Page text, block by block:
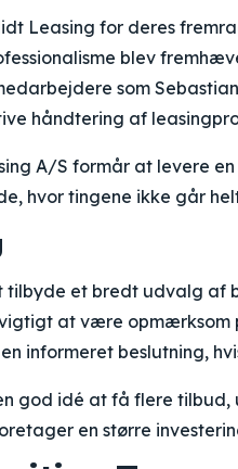
Leasing for deres
blev
som
håndtering af
A/S formår at levere
hvor tingene ikke går
tilbyde et bredt udvalg af
at være
informeret beslutning,
god idé at få flere
en større